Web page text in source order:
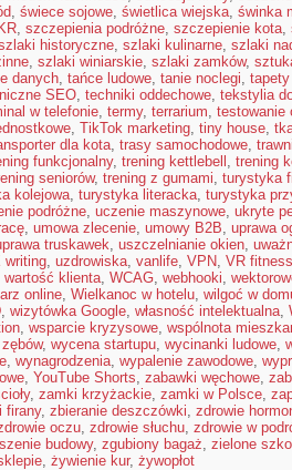
, świece sojowe, świetlica wiejska, świnka
, szczepienia podróżne, szczepienie kota,
historyczne, szlaki kulinarne, szlaki
, szlaki winiarskie, szlaki zamków,
danych, tańce ludowe, tanie noclegi,
SEO, techniki oddechowe, tekstylia
w telefonie, termy, terrarium, testowanie
, TikTok marketing, tiny house,
dla kota, trasy samochodowe,
funkcjonalny, trening kettlebell , trening
seniorów, trening z gumami, turystyka
kolejowa, turystyka literacka, turystyka
podróżne, uczenie maszynowe, ukryte
, umowa zlecenie, umowy B2B, uprawa
truskawek, uszczelnianie okien,
writing, uzdrowiska, vanlife, VPN, VR fitness
wartość klienta, WCAG, webhooki,
online, Wielkanoc w hotelu, wilgoć w
, wizytówka Google, własność intelektualna,
, wsparcie kryzysowe, wspólnota
, wycena startupu, wycinanki ludowe,
, wynagrodzenia, wypalenie zawodowe,
, YouTube Shorts, zabawki węchowe,
, zamki krzyżackie, zamki w Polsce,
firany, zbieranie deszczówki, zdrowie
oczu, zdrowie słuchu, zdrowie w
budowy, zgubiony bagaż, zielone
, żywienie kur, żywopłot